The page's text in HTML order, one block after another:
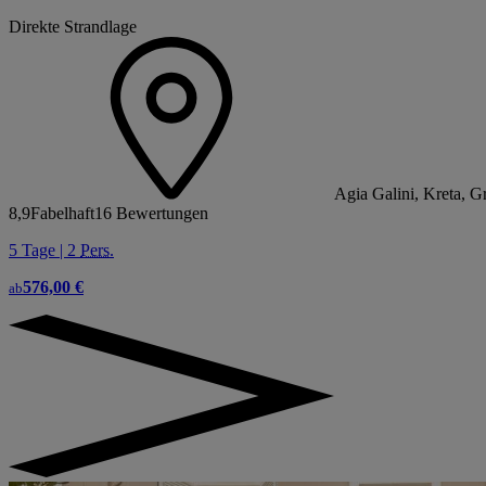
Direkte Strandlage
Agia Galini, Kreta,
8,9Fabelhaft16 Bewertungen
5 Tage | 2 Pers.
ab576,00 €